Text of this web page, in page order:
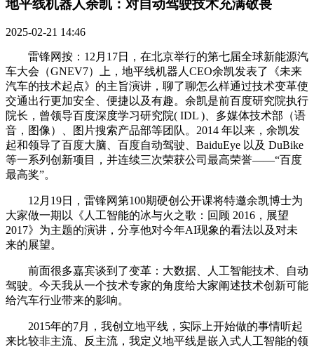
地平线机器人余凯：对自动驾驶技术充满敬畏​
2025-02-21 14:46
雷锋网按：12月17日，在北京举行的第七届全球新能源汽
车大会（GNEV7）上，地平线机器人CEO余凯发表了《未来
汽车的技术起点》的主旨演讲，聊了聊怎么样通过技术变革使
交通出行更加安全、便捷以及有趣。余凯是前百度研究院执行
院长，曾领导百度深度学习研究院( IDL )、多媒体技术部（语
音，图像）、图片搜索产品部等团队。2014 年以来，余凯发
起和领导了百度大脑、百度自动驾驶、BaiduEye 以及 DuBike
等一系列创新项目，并连续三次荣获公司最高荣誉——“百度
最高奖”。
12月19日，雷锋网第100期硬创公开课将特邀余凯博士为
大家做一期以《人工智能的冰与火之歌：回顾 2016，展望
2017》为主题的演讲，分享他对今年AI现象的看法以及对未
来的展望。
前面很多嘉宾谈到了变革：大数据、人工智能技术、自动
驾驶。今天我从一个技术专家的角度给大家阐述技术创新可能
给汽车行业带来的影响。
2015年的7月，我创立地平线，实际上开始做的事情听起
来比较非主流、反主流，我定义地平线是嵌入式人工智能的领